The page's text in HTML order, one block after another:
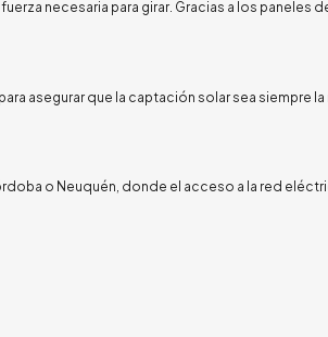
necesaria para girar. Gracias a los paneles
asegurar que la captación solar sea siempre la
o Neuquén, donde el acceso a la red